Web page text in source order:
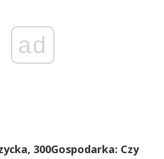
ad
300Gospodarka: Czy